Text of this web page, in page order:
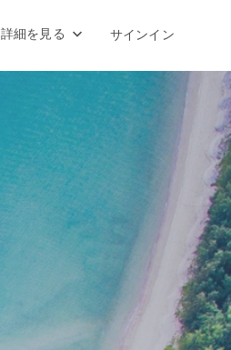
詳細を見る サインイン